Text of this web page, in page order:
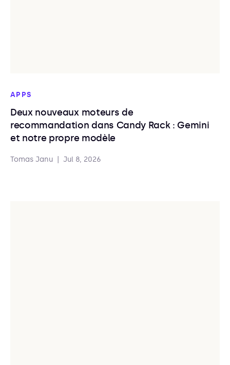
APPS
Deux nouveaux moteurs de
recommandation dans Candy Rack : Gemini
et notre propre modèle
Tomas Janu Jul 8, 2026